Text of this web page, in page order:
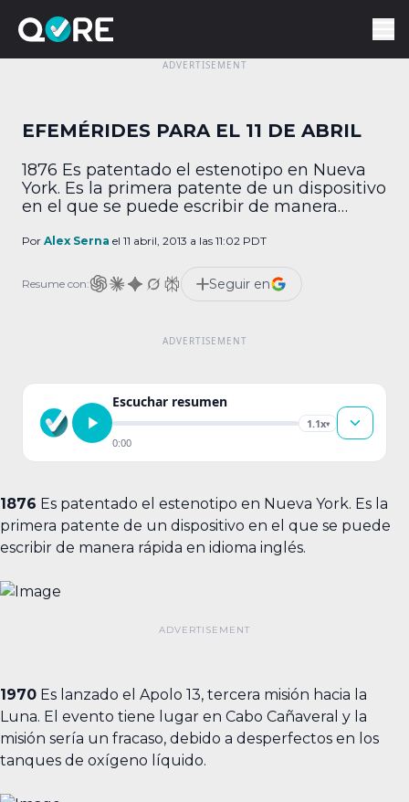
EFEMÉRIDES PARA EL 11 DE ABRIL
1876 Es patentado el estenotipo en Nueva
York. Es la primera patente de un dispositivo
en el que se puede escribir de manera
Apolo 13, tercera misión hacia la Luna. El
misión sería un fracaso, debido a
desperfectos en […]
Por Alex Serna el 11 abril, 2013 a las 11:02 PDT
Resume con: Seguir en
Escuchar resumen
1.1x▾
0:00
1876 Es patentado el estenotipo en Nueva York. Es la
primera patente de un dispositivo en el que se puede
escribir de manera rápida en idioma inglés.
1970 Es lanzado el Apolo 13, tercera misión hacia la
Luna. El evento tiene lugar en Cabo Cañaveral y la
misión sería un fracaso, debido a desperfectos en los
tanques de oxígeno líquido.